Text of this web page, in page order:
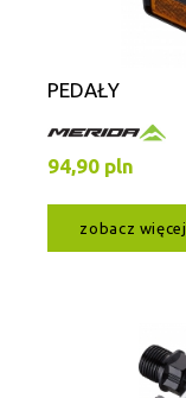
PEDAŁY
94,90 pln
zobacz więcej